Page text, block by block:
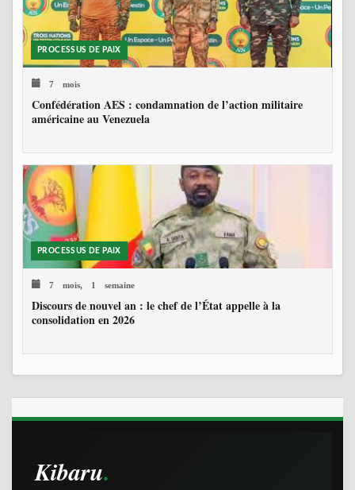
PROCESSUS DE PAIX
7 mois
Confédération AES : condamnation de l’action militaire
américaine au Venezuela
PROCESSUS DE PAIX
7 mois, 1 semaine
Discours de nouvel an : le chef de l’État appelle à la
consolidation en 2026
Kibaru